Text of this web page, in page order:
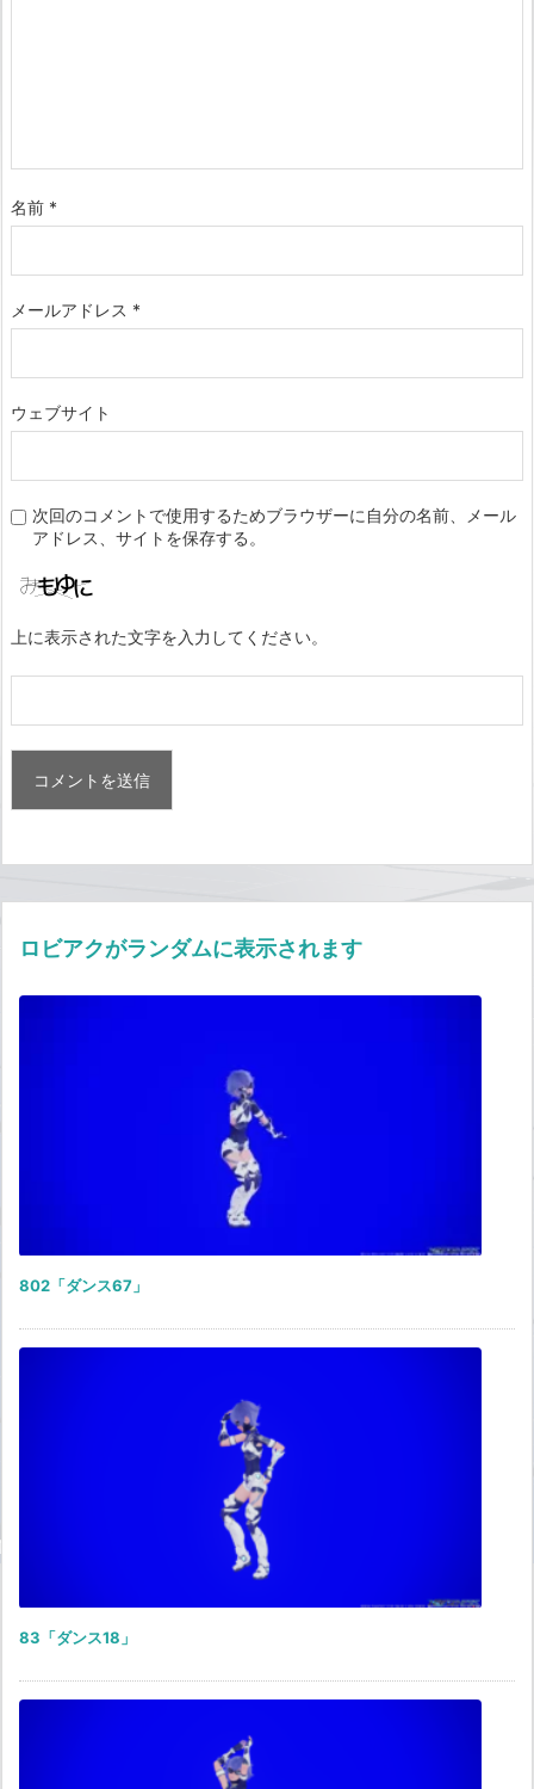
名前 *
メールアドレス *
ウェブサイト
次回のコメントで使用するためブラウザーに自分の名前、メール
アドレス、サイトを保存する。
上に表示された文字を入力してください。
ロビアクがランダムに表示されます
802「ダンス67」
83「ダンス18」